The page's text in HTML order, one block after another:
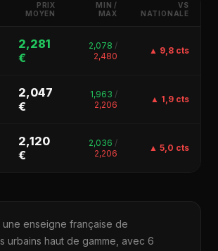
PRIX
MOYEN
MIN /
MAX
VS
NATIONALE
2,281
€
2,078 /
2,480
▲ 9,8 cts
2,047
€
1,963 /
2,206
▲ 1,9 cts
2,120
€
2,036 /
2,206
▲ 5,0 cts
enseigne française de
urbains haut de gamme, avec 6